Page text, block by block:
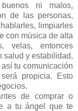
ni malos,
de las personas,
limpiarles
con música de alta
velas, entonces
salud y estabilidad,
tu comunicación
propicia. Esto
de comprar o
a tu ángel que te